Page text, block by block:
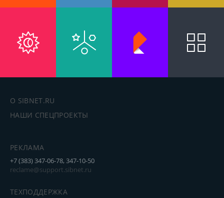
О SIBNET.RU
НАШИ СПЕЦПРОЕКТЫ
РЕКЛАМА
+7 (383) 347-06-78, 347-10-50
reclame@support.sibnet.ru
ТЕХПОДДЕРЖКА